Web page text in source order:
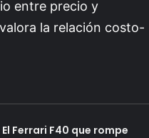
entre precio y
la relación costo-
El Ferrari F40 que rompe